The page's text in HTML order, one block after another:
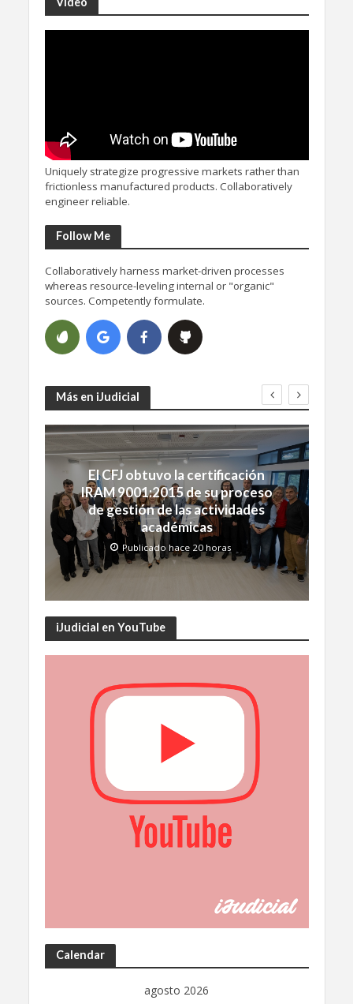
Uniquely strategize progressive markets rather than
frictionless manufactured products. Collaboratively
engineer reliable.
Follow Me
Collaboratively harness market-driven processes
whereas resource-leveling internal or "organic"
sources. Competently formulate.
Más en iJudicial
El CFJ obtuvo la certificación
IRAM 9001:2015 de su proceso
de gestión de las actividades
académicas
Publicado hace 20 horas
iJudicial en YouTube
Calendar
agosto 2026